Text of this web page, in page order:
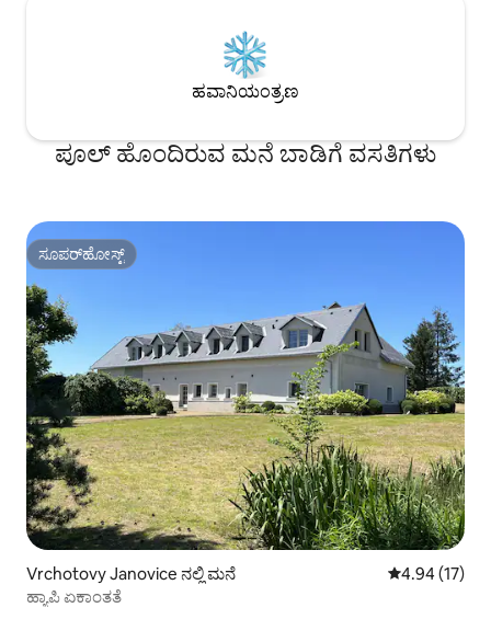
ಹವಾನಿಯಂತ್ರಣ
ಪೂಲ್ ಹೊಂದಿರುವ ಮನೆ ಬಾಡಿಗೆ ವಸತಿಗಳು
ಸೂಪರ್‌ಹೋಸ್ಟ್
ಸೂಪರ್‌ಹೋಸ್ಟ್
Vrchotovy Janovice ನಲ್ಲಿ ಮನೆ 5 ರಲ್ಲಿ 4.94
4.94 (17)
ಹ್ಯಾಪಿ ಏಕಾಂತತೆ